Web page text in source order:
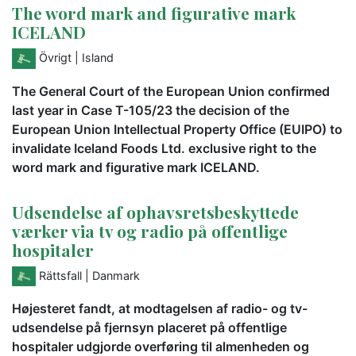
The word mark and figurative mark
ICELAND
Övrigt | Island
The General Court of the European Union confirmed
last year in Case T-105/23 the decision of the
European Union Intellectual Property Office (EUIPO) to
invalidate Iceland Foods Ltd. exclusive right to the
word mark and figurative mark ICELAND.
Udsendelse af ophavsretsbeskyttede
værker via tv og radio på offentlige
hospitaler
Rättsfall | Danmark
Højesteret fandt, at modtagelsen af radio- og tv-
udsendelse på fjernsyn placeret på offentlige
hospitaler udgjorde overføring til almenheden og